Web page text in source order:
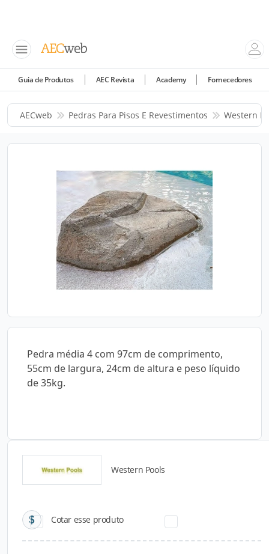
Guia de Produtos AEC Revista Academy Fornecedores
AECweb Pedras Para Pisos E Revestimentos Western
Pedra média 4 com 97cm de comprimento,
55cm de largura, 24cm de altura e peso líquido
de 35kg.
Western Pools
Cotar esse produto
Catálogos para Download